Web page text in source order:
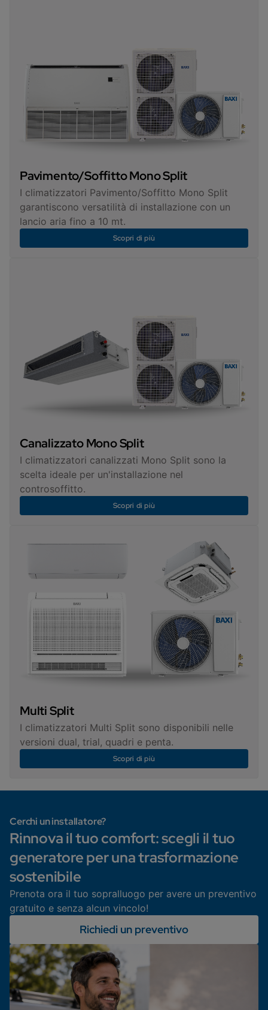
Pavimento/Soffitto Mono Split
I climatizzatori Pavimento/Soffitto Mono Split
garantiscono versatilità di installazione con un
lancio aria fino a 10 mt.
Scopri di più
Canalizzato Mono Split
I climatizzatori canalizzati Mono Split sono la
scelta ideale per un'installazione nel
controsoffitto.
Scopri di più
Multi Split
I climatizzatori Multi Split sono disponibili nelle
versioni dual, trial, quadri e penta.
Scopri di più
Cerchi un installatore?
Rinnova il tuo comfort: scegli il tuo
generatore per una trasformazione
sostenibile
Prenota ora il tuo sopralluogo per avere un preventivo
gratuito e senza alcun vincolo!
Richiedi un preventivo